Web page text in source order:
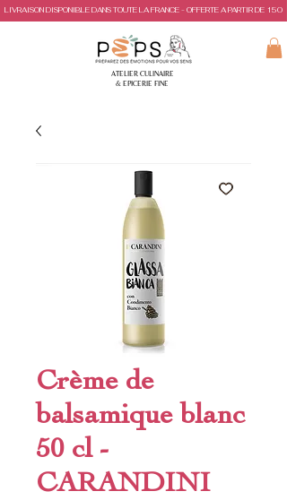
LIVRAISON DISPONIBLE DANS TOUTE LA FRANCE - OFFERTE A PARTIR DE 150€
ATELIER CULINAIRE
& EPICERIE FINE
Crème de
balsamique blanc
50 cl -
CARANDINI